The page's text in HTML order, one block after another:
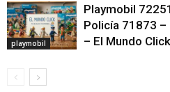
playmobil
Playmobil
Policía 71873 –
– El Mundo Click